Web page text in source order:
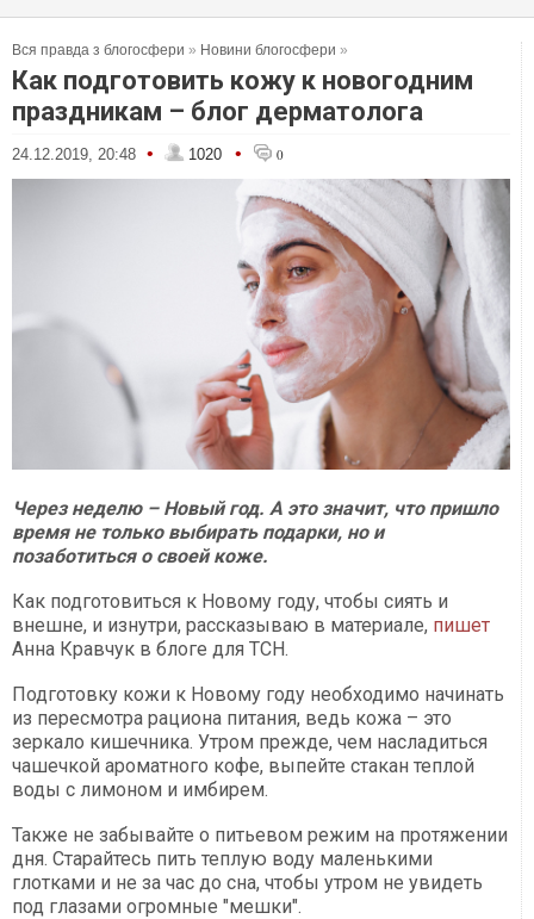
Вся правда з блогосфери » Новини блогосфери »
Как подготовить кожу к новогодним
праздникам – блог дерматолога
24.12.2019, 20:48 • 1020 • 0
Через неделю – Новый год. А это значит, что пришло
время не только выбирать подарки, но и
позаботиться о своей коже.
Как подготовиться к Новому году, чтобы сиять и
внешне, и изнутри, рассказываю в материале, пишет
Анна Кравчук в блоге для ТСН.
Подготовку кожи к Новому году необходимо начинать
из пересмотра рациона питания, ведь кожа – это
зеркало кишечника. Утром прежде, чем насладиться
чашечкой ароматного кофе, выпейте стакан теплой
воды с лимоном и имбирем.
Также не забывайте о питьевом режим на протяжении
дня. Старайтесь пить теплую воду маленькими
глотками и не за час до сна, чтобы утром не увидеть
под глазами огромные "мешки".